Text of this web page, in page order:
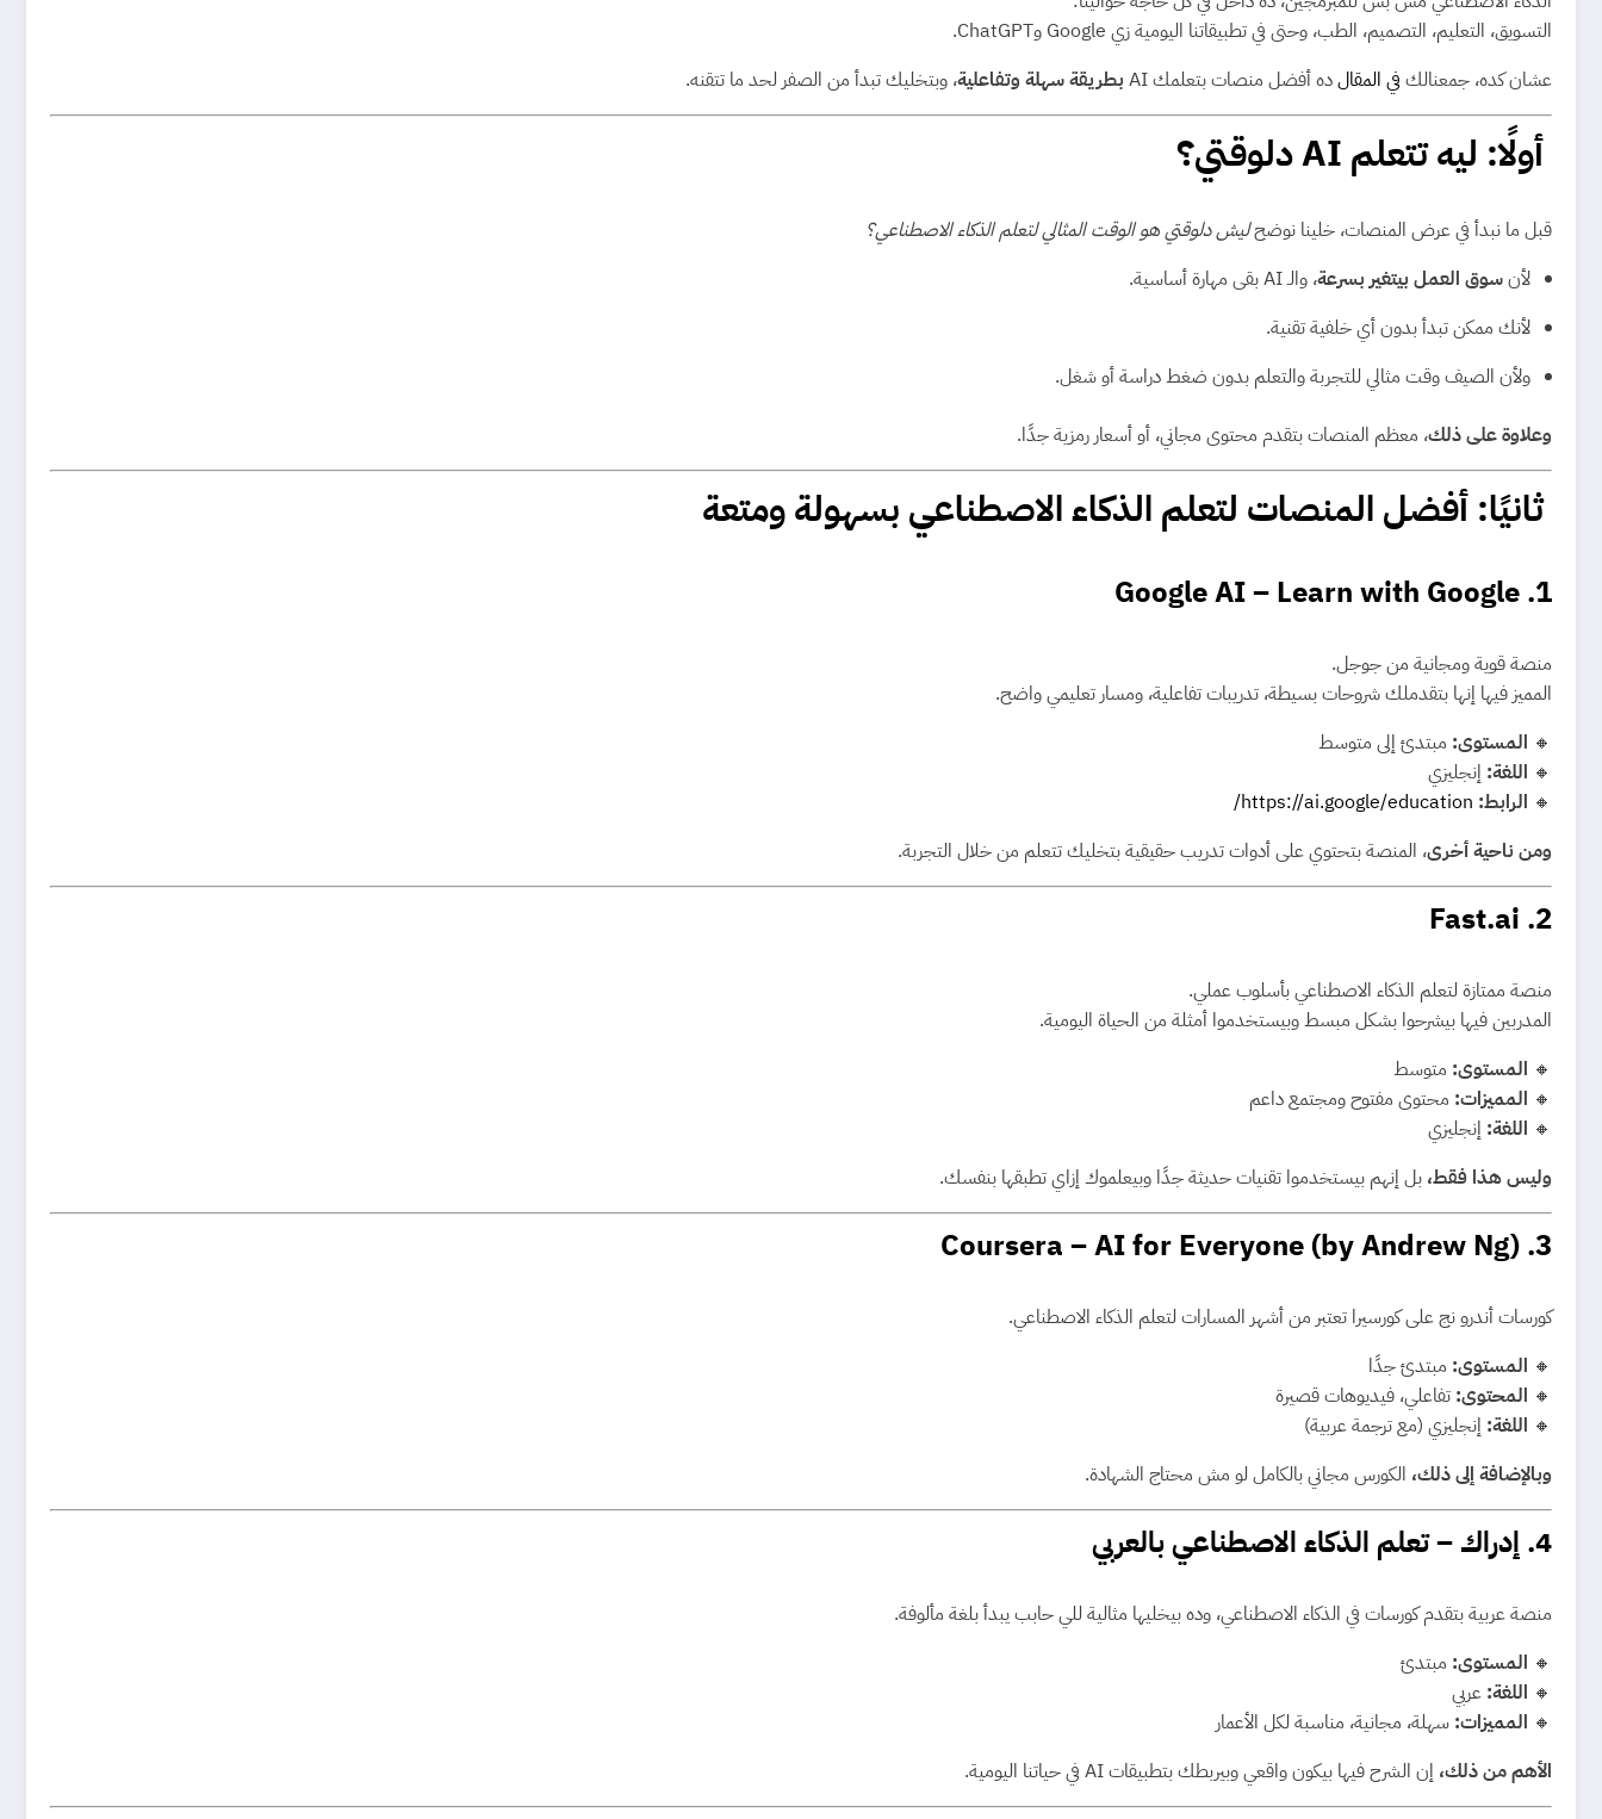
التسويق، التعليم، التصميم، الطب، وحتى في تطبيقاتنا اليومية زي Google وChatGPT.
عشان كده، جمعنالك في المقالده أفضل منصات بتعلمك AI بطريقة سهلة وتفاعلية، وبتخليك تبدأ من الصفر لحد ما تتقنه.
أولًا: ليه تتعلم AI دلوقتي؟
قبل ما نبدأ في عرض المنصات، خلينا نوضحليش دلوقتي هو الوقت المثالي لتعلم الذكاء الاصطناعي؟
لأنسوق العمل بيتغير بسرعة، والـ AI بقى مهارة أساسية.
لأنك ممكن تبدأ بدون أي خلفية تقنية.
ولأن الصيف وقت مثالي للتجربة والتعلم بدون ضغط دراسة أو شغل.
وعلاوة على ذلك، معظم المنصات بتقدم محتوى مجاني، أو أسعار رمزية جدًا.
ثانيًا: أفضل المنصات لتعلم الذكاء الاصطناعي بسهولة ومتعة
1.
Google AI – Learn with Google
منصة قوية ومجانية من جوجل.
المميز فيها إنها بتقدملك شروحات بسيطة، تدريبات تفاعلية، ومسار تعليمي واضح.
🔸 المستوى: مبتدئ إلى متوسط
🔸 اللغة: إنجليزي
🔸 الرابط: https://ai.google/education/
ومن ناحية أخرى، المنصة بتحتوي على أدوات تدريب حقيقية بتخليك تتعلم من خلال التجربة.
2.
Fast.ai
منصة ممتازة لتعلم الذكاء الاصطناعي بأسلوب عملي.
المدربين فيها بيشرحوا بشكل مبسط وبيستخدموا أمثلة من الحياة اليومية.
🔸 المستوى: متوسط
🔸 المميزات: محتوى مفتوح ومجتمع داعم
🔸 اللغة: إنجليزي
وليس هذا فقط، بل إنهم بيستخدموا تقنيات حديثة جدًا وبيعلموك إزاي تطبقها بنفسك.
3.
Coursera – AI for Everyone (by Andrew Ng)
كورسات أندرو نج على كورسيرا تعتبر من أشهر المسارات لتعلم الذكاء الاصطناعي.
🔸 المستوى: مبتدئ جدًا
🔸 المحتوى: تفاعلي، فيديوهات قصيرة
🔸 اللغة: إنجليزي (مع ترجمة عربية)
وبالإضافة إلى ذلك، الكورس مجاني بالكامل لو مش محتاج الشهادة.
4. إدراك – تعلم الذكاء الاصطناعي بالعربي
منصة عربية بتقدم كورسات في الذكاء الاصطناعي، وده بيخليها مثالية للي حابب يبدأ بلغة مألوفة.
🔸 المستوى: مبتدئ
🔸 اللغة: عربي
🔸 المميزات: سهلة، مجانية، مناسبة لكل الأعمار
الأهم من ذلك، إن الشرح فيها بيكون واقعي وبيربطك بتطبيقات AI في حياتنا اليومية.